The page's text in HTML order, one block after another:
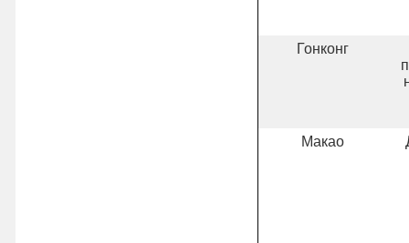
Гонконг
Макао